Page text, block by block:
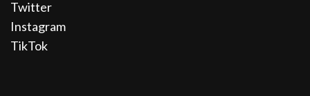
Twitter
Instagram
TikTok